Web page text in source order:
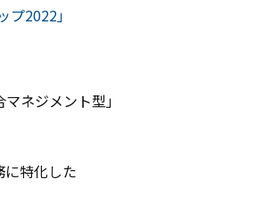
プ2022」
ネジメント型」
特化した